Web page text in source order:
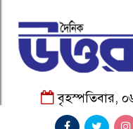
বৃহস্পতিবার,